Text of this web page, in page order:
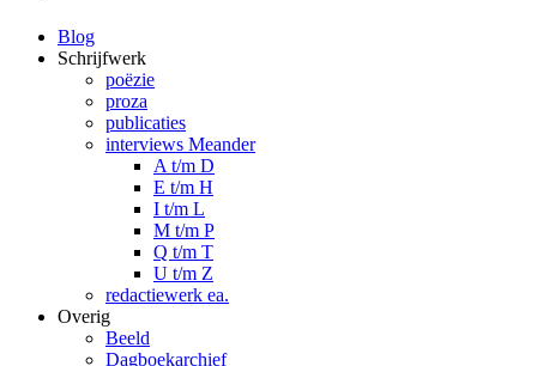
Blog
Schrijfwerk
poëzie
proza
publicaties
interviews Meander
A t/m D
E t/m H
I t/m L
M t/m P
Q t/m T
U t/m Z
redactiewerk ea.
Overig
Beeld
Dagboekarchief